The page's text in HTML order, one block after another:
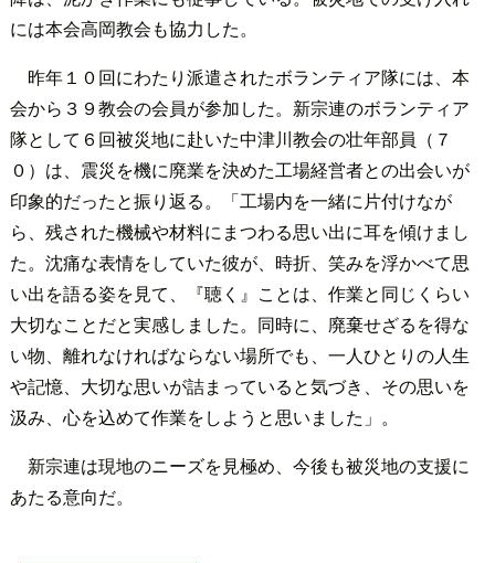
には本会高岡教会も協力した。
昨年１０回にわたり派遣されたボランティア隊には、本
会から３９教会の会員が参加した。新宗連のボランティア
隊として６回被災地に赴いた中津川教会の壮年部員（７
０）は、震災を機に廃業を決めた工場経営者との出会いが
印象的だったと振り返る。「工場内を一緒に片付けなが
ら、残された機械や材料にまつわる思い出に耳を傾けまし
た。沈痛な表情をしていた彼が、時折、笑みを浮かべて思
い出を語る姿を見て、『聴く』ことは、作業と同じくらい
大切なことだと実感しました。同時に、廃棄せざるを得な
い物、離れなければならない場所でも、一人ひとりの人生
や記憶、大切な思いが詰まっていると気づき、その思いを
汲み、心を込めて作業をしようと思いました」。
新宗連は現地のニーズを見極め、今後も被災地の支援に
あたる意向だ。